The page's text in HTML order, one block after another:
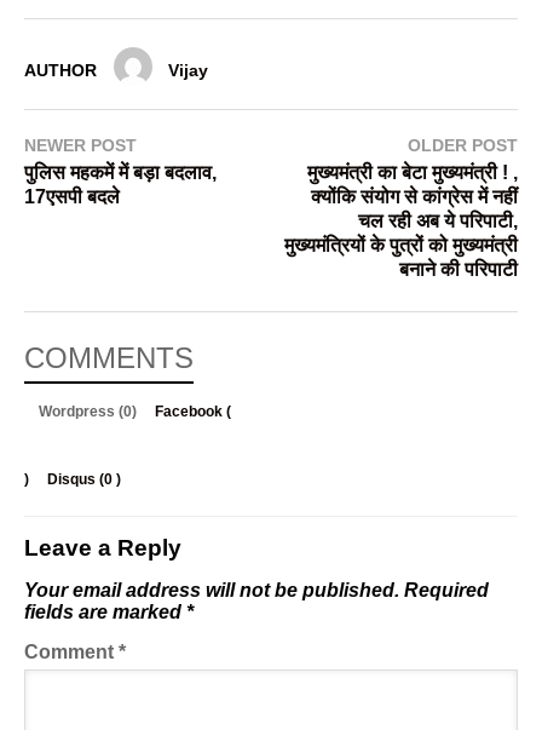
AUTHOR Vijay
NEWER POST
पुलिस महकमें में बड़ा बदलाव,
17एसपी बदले
OLDER POST
मुख्यमंत्री का बेटा मुख्यमंत्री ! ,
क्योंकि संयोग से कांग्रेस में नहीं
चल रही अब ये परिपाटी,
मुख्यमंत्रियों के पुत्रों को मुख्यमंत्री
बनाने की परिपाटी
COMMENTS
Wordpress (0) Facebook (
) Disqus (0 )
Leave a Reply
Your email address will not be published. Required
fields are marked *
Comment *